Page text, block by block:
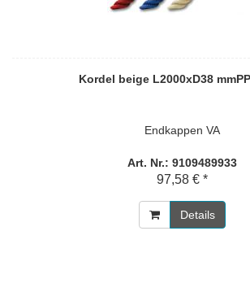
Kordel beige L2000xD38
Endkappen VA
Art. Nr.: 9109489933
97,58 € *
Details